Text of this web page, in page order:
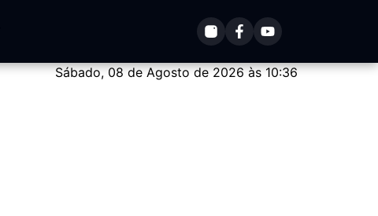
Sábado, 08 de Agosto de 2026 às 10:36